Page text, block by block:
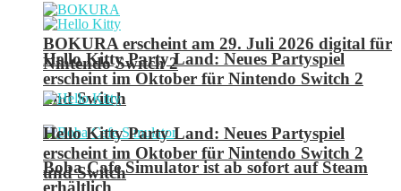
Hello Kitty Party Land: Neues Partyspiel
erscheint im Oktober für Nintendo Switch 2
und Switch
Boba Cafe Simulator ist ab sofort auf Steam
erhältlich
BOKURA erscheint am 29. Juli 2026 digital für
Nintendo Switch 2
Hello Kitty Party Land: Neues Partyspiel
erscheint im Oktober für Nintendo Switch 2
und Switch